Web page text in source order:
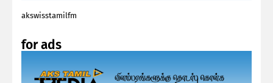
akswisstamilfm
for ads